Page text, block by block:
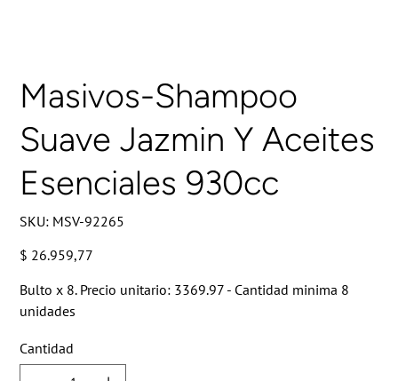
Masivos-Shampoo
Suave Jazmin Y Aceites
Esenciales 930cc
SKU: SKU
MSV-
MSV-92265
Precio
$ 26.959,77
Bulto x 8. Precio unitario: 3369.97 - Cantidad minima 8
unidades
Cantidad